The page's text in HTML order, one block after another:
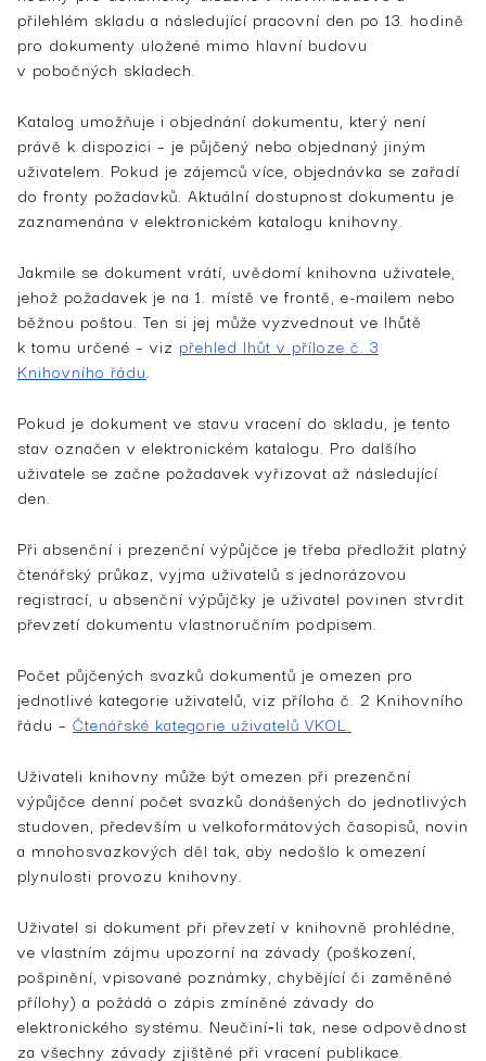
přilehlém skladu a následující pracovní den po 13. hodině
pro dokumenty uložené mimo hlavní budovu
v pobočných skladech.
Katalog umožňuje i objednání dokumentu, který není
právě k dispozici – je půjčený nebo objednaný jiným
uživatelem. Pokud je zájemců více, objednávka se zařadí
do fronty požadavků. Aktuální dostupnost dokumentu je
zaznamenána v elektronickém katalogu knihovny.
Jakmile se dokument vrátí, uvědomí knihovna uživatele,
jehož požadavek je na 1. místě ve frontě, e-mailem nebo
běžnou poštou. Ten si jej může vyzvednout ve lhůtě
k tomu určené – viz přehled lhůt v příloze č. 3
Knihovního řádu.
Pokud je dokument ve stavu vracení do skladu, je tento
stav označen v elektronickém katalogu. Pro dalšího
uživatele se začne požadavek vyřizovat až následující
den.
Při absenční i prezenční výpůjčce je třeba předložit platný
čtenářský průkaz, vyjma uživatelů s jednorázovou
registrací, u absenční výpůjčky je uživatel povinen stvrdit
převzetí dokumentu vlastnoručním podpisem.
Počet půjčených svazků dokumentů je omezen pro
jednotlivé kategorie uživatelů, viz příloha č. 2 Knihovního
řádu – Čtenářské kategorie uživatelů VKOL.
Uživateli knihovny může být omezen při prezenční
výpůjčce denní počet svazků donášených do jednotlivých
studoven, především u velkoformátových časopisů, novin
a mnohosvazkových děl tak, aby nedošlo k omezení
plynulosti provozu knihovny.
Uživatel si dokument při převzetí v knihovně prohlédne,
ve vlastním zájmu upozorní na závady (poškození,
pošpinění, vpisované poznámky, chybějící či zaměněné
přílohy) a požádá o zápis zmíněné závady do
elektronického systému. Neučiní‑li tak, nese odpovědnost
za všechny závady zjištěné při vracení publikace.